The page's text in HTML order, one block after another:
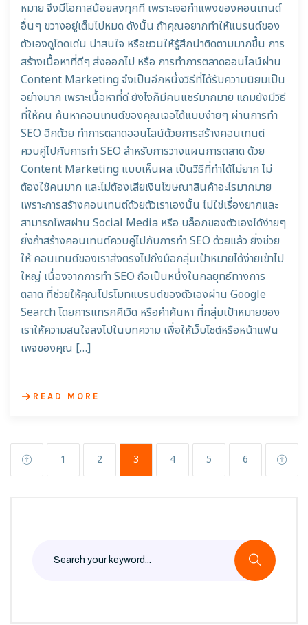
หมาย จึงมีโอกาสน้อยลงทุกที เพราะเจอกำแพงของคอนเทนต์
อื่นๆ ขวางอยู่เต็มไปหมด ดังนั้น ถ้าคุณอยากทำให้แบรนด์ของ
ตัวเองดูโดดเด่น น่าสนใจ หรือชวนให้รู้สึกน่าติดตามมากขึ้น การ
สร้างเนื้อหาที่ดีๆ ส่งออกไป หรือ การทำการตลาดออนไลน์ผ่าน
Content Marketing จึงเป็นอีกหนึ่งวิธีที่ได้รับความนิยมเป็น
อย่างมาก เพราะเนื้อหาที่ดี ยังไงก็มีคนแชร์มากมาย แถมยังมีวิธี
ที่ให้คน ค้นหาคอนเทนต์ของคุณเจอได้แบบง่ายๆ ผ่านการทำ
SEO อีกด้วย ทำการตลาดออนไลน์ด้วยการสร้างคอนเทนต์
ควบคู่ไปกับการทำ SEO สำหรับการวางแผนการตลาด ด้วย
Content Marketing แบบเห็นผล เป็นวิธีที่ทำได้ไม่ยาก ไม่
ต้องใช้คนมาก และไม่ต้องเสียเงินโฆษณาสินค้าอะไรมากมาย
เพราะการสร้างคอนเทนต์ด้วยตัวเราเองนั้น ไม่ใช่เรื่องยากและ
สามารถโพสผ่าน Social Media หรือ บล็อกของตัวเองได้ง่ายๆ
ยิ่งถ้าสร้างคอนเทนต์ควบคู่ไปกับการทำ SEO ด้วยแล้ว ยิ่งช่วย
ให้ คอนเทนต์ของเราส่งตรงไปถึงมือกลุ่มเป้าหมายได้ง่ายเข้าไป
ใหญ่ เนื่องจากการทำ SEO ถือเป็นหนึ่งในกลยุทธ์ทางการ
ตลาด ที่ช่วยให้คุณโปรโมทแบรนด์ของตัวเองผ่าน Google
Search โดยการแทรกคีเวิด หรือคำค้นหา ที่กลุ่มเป้าหมายของ
เราให้ความสนใจลงไปในบทความ เพื่อให้เว็บไซต์หรือหน้าแฟน
เพจของคุณ […]
READ MORE
1 2 3 4 5 6